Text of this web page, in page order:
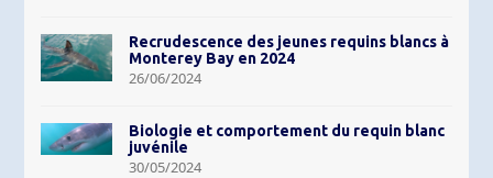
Recrudescence des jeunes requins blancs à
Monterey Bay en 2024
26/06/2024
Biologie et comportement du requin blanc
juvénile
30/05/2024